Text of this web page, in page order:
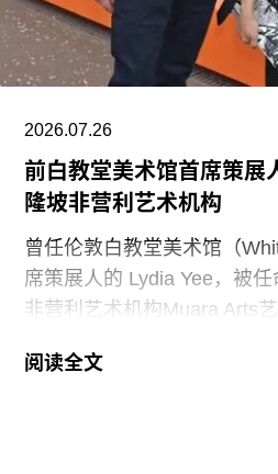
具体说明其认可的具体地点
该行政令还指责博物馆在美
部长“在由国家公园管理局维
他公共场所设置临时展览或
呈现的不准确信息”。
史密森尼学会尚未就行政令
哈蒂格出席了一场国会听证
2026.07.26
前白教堂美术馆首席策展
隆坡非营利艺术机构
曾任伦敦白教堂美术馆（
席策展人的 Lydia Yee，被
非营利艺术机构Muara Arts
正式开幕。与美术馆配套建
阅读全文